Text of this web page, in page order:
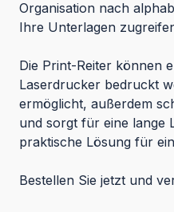
Organisation nach
Ihre Unterlagen
Die Print-Reiter können
Laserdrucker bedruckt
ermöglicht, außerdem
und sorgt für eine lange
praktische Lösung für
Bestellen Sie jetzt und